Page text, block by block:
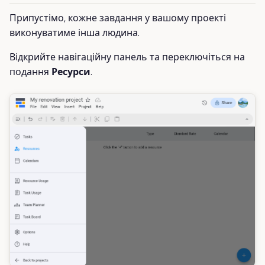
Припустімо, кожне завдання у вашому проекті
виконуватиме інша людина.
Відкрийте навігаційну панель та переключіться на
подання Ресурси.